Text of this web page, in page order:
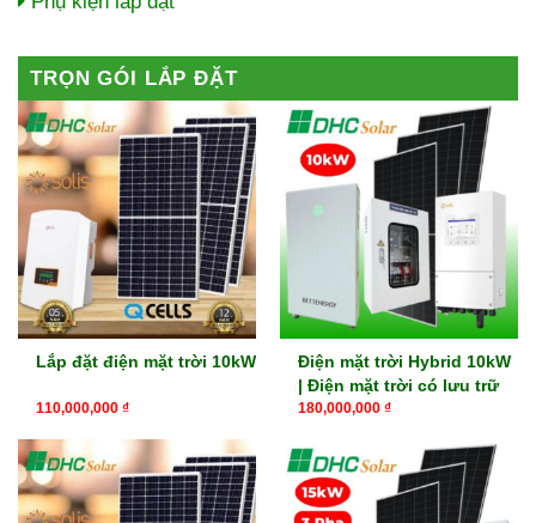
TRỌN GÓI LẮP ĐẶT
Lắp đặt điện mặt trời 10kW
110,000,000 ₫
Điện mặt trời Hybrid 10kW
| Điện mặt trời có lưu trữ
180,000,000 ₫